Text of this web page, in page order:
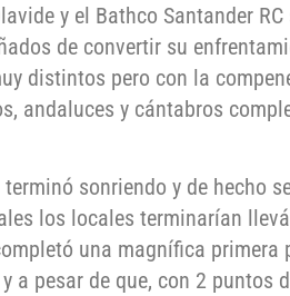
y el Bathco Santander
de convertir su
distintos pero con la
andaluces y cántabros
sonriendo y de hecho
los locales terminarían
una magnífica primera
pesar de que, con 2 puntos